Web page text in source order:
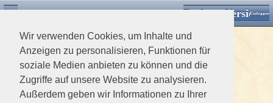
Wir verwenden Cookies, um Inhalte und
Anzeigen zu personalisieren, Funktionen für
soziale Medien anbieten zu können und die
Zugriffe auf unsere Website zu analysieren.
Außerdem geben wir Informationen zu Ihrer
Desktop VersionEinloggen